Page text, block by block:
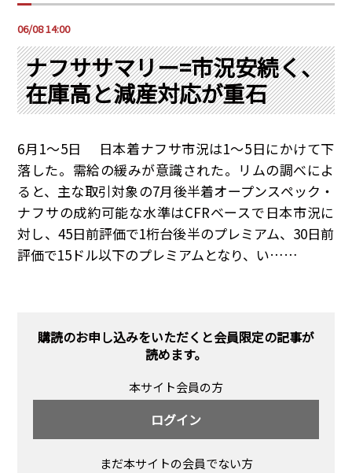
コンサルティング
PRA原則
Q & A
お問い合わせ
年間休刊日
サイトマップ
採用情報
English Website
Rim Energy Media(韓国語)
06/08 14:00
ナフササマリー=市況安続く、
在庫高と減産対応が重石
6月1～5日 日本着ナフサ市況は1～5日にかけて下
落した。需給の緩みが意識された。リムの調べによ
ると、主な取引対象の7月後半着オープンスペック・
ナフサの成約可能な水準はCFRベースで日本市況に
対し、45日前評価で1桁台後半のプレミアム、30日前
評価で15ドル以下のプレミアムとなり、い……
購読のお申し込みをいただくと会員限定の記事が
読めます。
本サイト会員の方
ログイン
まだ本サイトの会員でない方